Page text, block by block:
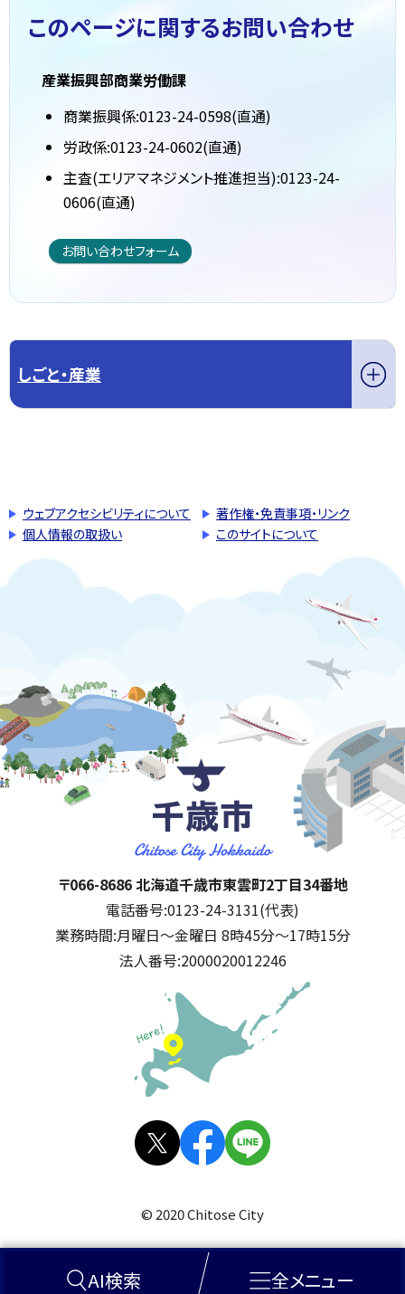
AI検索 全メニュー
このページに関するお問い合わせ
産業振興部商業労働課
商業振興係:0123-24-0598(直通)
労政係:0123-24-0602(直通)
主査(エリアマネジメント推進担当):0123-24-
0606(直通)
お問い合わせフォーム
しごと・産業
ウェブアクセシビリティについて
著作権・免責事項・リンク
個人情報の取扱い
このサイトについて
千歳市
住所:
〒066-8686 北海道千歳市東雲町2丁目34番地
電話番号:0123-24-3131(代表)
業務時間:月曜日～金曜日 8時45分～17時15分
法人番号:2000020012246
公式SNS
© 2020 Chitose City